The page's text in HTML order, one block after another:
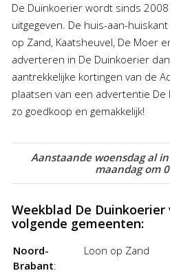
De Duinkoerier wordt sinds 2008
uitgegeven. De huis-aan-
op Zand, Kaatsheuvel, De Moer
adverteren in De Duinkoerier
aantrekkelijke kortingen van de
plaatsen van een advertentie
zo goedkoop en gemakkelijk!
Aanstaande woensdag al
maandag om
Weekblad De
volgende gemeenten:
Noord-
Brabant:
Loon op Zand